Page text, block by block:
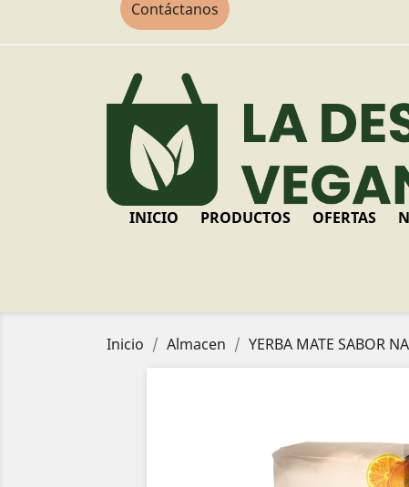
Contáctanos
INICIO PRODUCTOS OFERTAS
Inicio Almacen YERBA MATE SABOR